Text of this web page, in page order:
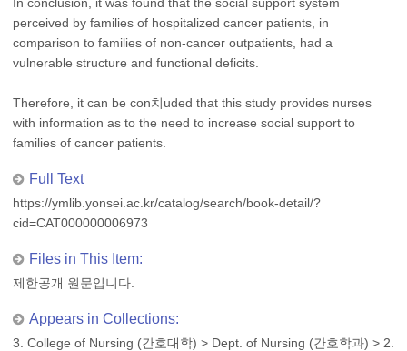
perceived by families of hospitalized cancer patients, in
comparison to families of non-cancer outpatients, had a
vulnerable structure and functional deficits.
Therefore, it can be con치uded that this study provides nurses
with information as to the need to increase social support to
families of cancer patients.
Full Text
https://ymlib.yonsei.ac.kr/catalog/search/book-detail/?
cid=CAT000000006973
Files in This Item:
제한공개 원문입니다.
Appears in Collections:
3. College of Nursing (간호대학) > Dept. of Nursing (간호학과) > 2.